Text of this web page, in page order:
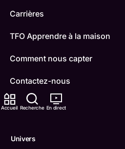
Accueil Recherche En direct
Univers
Carrières
TFO Apprendre à la maison
Comment nous capter
Contactez-nous
ONFR